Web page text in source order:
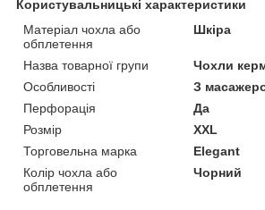
Користувальницькі характеристики
Матеріал чохла або
обплетення
Шкіра
Назва товарної групи
Чохли
Особливості
З
Перфорація
Да
Розмір
XXL
Торговельна марка
Elegant
Колір чохла або
обплетення
Чорний